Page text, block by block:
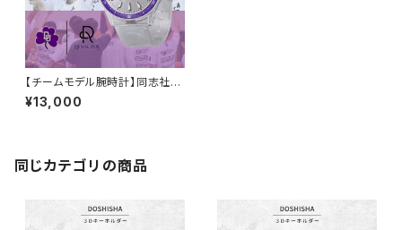
【チームモデル腕時計】同志社大
学男子バスケ部
¥13,000
同じカテゴリの商品